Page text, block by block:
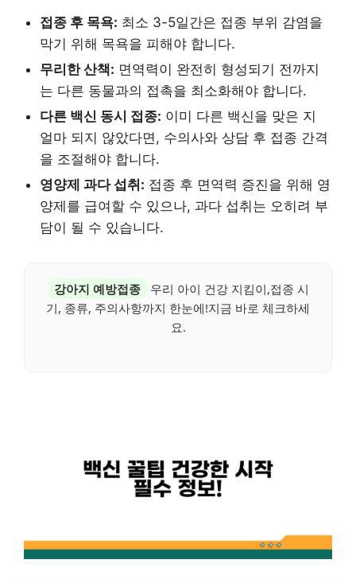
접종 후 목욕: 최소 3-5일간은 접종 부위 감염을
막기 위해 목욕을 피해야 합니다.
무리한 산책: 면역력이 완전히 형성되기 전까지
는 다른 동물과의 접촉을 최소화해야 합니다.
다른 백신 동시 접종: 이미 다른 백신을 맞은 지
얼마 되지 않았다면, 수의사와 상담 후 접종 간격
을 조절해야 합니다.
영양제 과다 섭취: 접종 후 면역력 증진을 위해 영
양제를 급여할 수 있으나, 과다 섭취는 오히려 부
담이 될 수 있습니다.
강아지 예방접종
우리 아이 건강 지킴이,접종 시
기, 종류, 주의사항까지 한눈에!지금 바로 체크하세
요.